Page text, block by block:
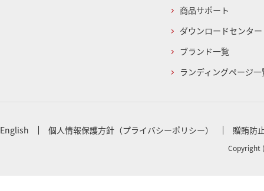
商品サポート
ダウンロードセンター
ブランド一覧
ランディングページ一
English 個人情報保護方針（プライバシーポリシー） 贈賄防
Copyright